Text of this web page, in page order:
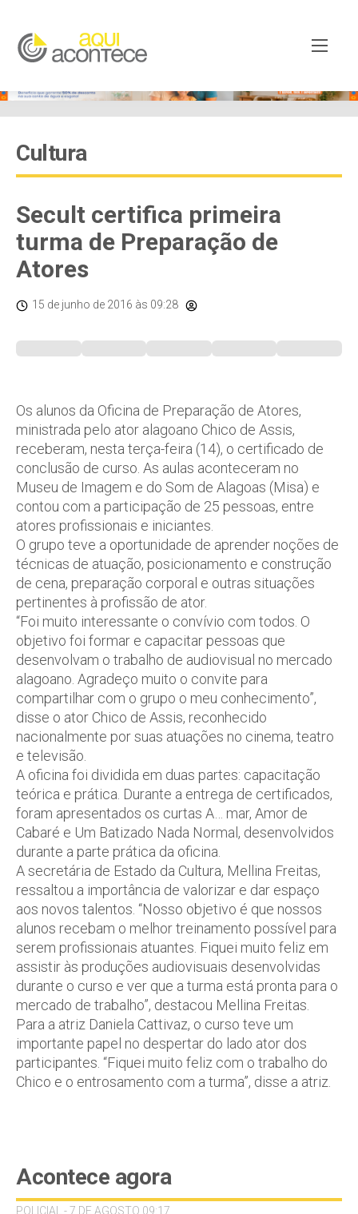
Cultura
Secult certifica primeira
turma de Preparação de
Atores
15 de junho de 2016 às 09:28
Os alunos da Oficina de Preparação de Atores,
ministrada pelo ator alagoano Chico de Assis,
receberam, nesta terça-feira (14), o certificado de
conclusão de curso. As aulas aconteceram no
Museu de Imagem e do Som de Alagoas (Misa) e
contou com a participação de 25 pessoas, entre
atores profissionais e iniciantes.
O grupo teve a oportunidade de aprender noções de
técnicas de atuação, posicionamento e construção
de cena, preparação corporal e outras situações
pertinentes à profissão de ator.
“Foi muito interessante o convívio com todos. O
objetivo foi formar e capacitar pessoas que
desenvolvam o trabalho de audiovisual no mercado
alagoano. Agradeço muito o convite para
compartilhar com o grupo o meu conhecimento”,
disse o ator Chico de Assis, reconhecido
nacionalmente por suas atuações no cinema, teatro
e televisão.
A oficina foi dividida em duas partes: capacitação
teórica e prática. Durante a entrega de certificados,
foram apresentados os curtas A… mar, Amor de
Cabaré e Um Batizado Nada Normal, desenvolvidos
durante a parte prática da oficina.
A secretária de Estado da Cultura, Mellina Freitas,
ressaltou a importância de valorizar e dar espaço
aos novos talentos. “Nosso objetivo é que nossos
alunos recebam o melhor treinamento possível para
serem profissionais atuantes. Fiquei muito feliz em
assistir às produções audiovisuais desenvolvidas
durante o curso e ver que a turma está pronta para o
mercado de trabalho”, destacou Mellina Freitas.
Para a atriz Daniela Cattivaz, o curso teve um
importante papel no despertar do lado ator dos
participantes. “Fiquei muito feliz com o trabalho do
Chico e o entrosamento com a turma”, disse a atriz.
Acontece agora
POLICIAL - 7 DE AGOSTO 09:17